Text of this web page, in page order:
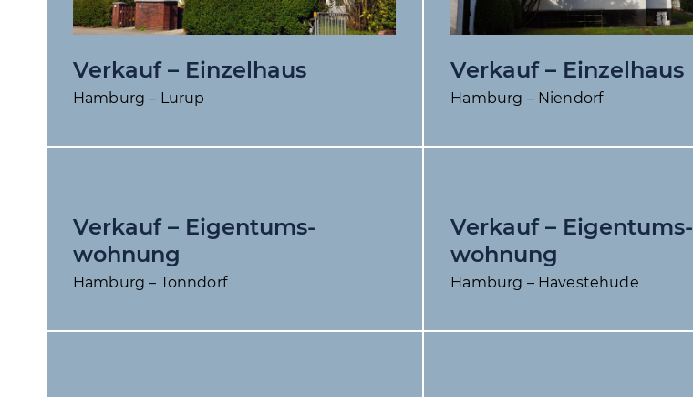
Verkauf – Einzelhaus
Hamburg – Lurup
Verkauf – Einzelhaus
Hamburg – Niendorf
Verkauf – Eigentums­
wohnung
Hamburg – Tonndorf
Verkauf – Eigentums­
wohnung
Hamburg – Havestehude